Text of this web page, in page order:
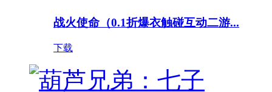
战火使命（0.1折爆衣触碰互动二游...
下载